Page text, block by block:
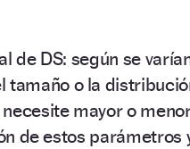
de DS: según se
tamaño o la
mayor o
de estos parámetros